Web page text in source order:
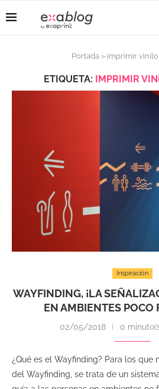
Portada » imprimir
ETIQUETA: IMPRIMIR
Inspiración
WAYFINDING, ¡LA
EN AMBIENTES POCO
02/05/2018 0
¿Qué es el Wayfinding? Para los que
del Wayfinding, se trata de un